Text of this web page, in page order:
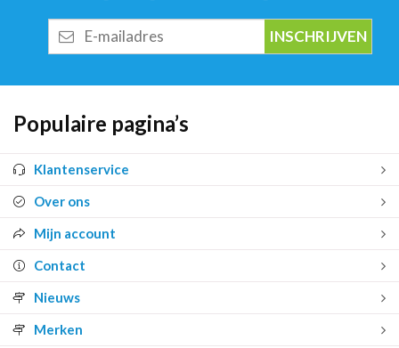
mailadres
Populaire pagina’s
Klantenservice
Over ons
Mijn account
Contact
Nieuws
Merken